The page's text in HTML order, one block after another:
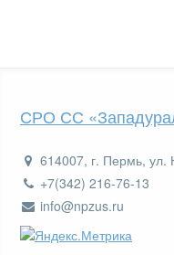
СРО СС
614007, г. Пермь, ул.
+7(342) 216-76-13
info@npzus.ru